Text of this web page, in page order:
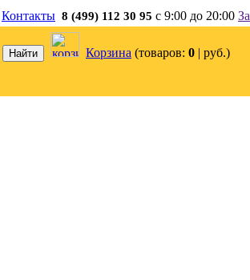
Контакты 8 (499) 112 30 95 с 9:00 до 20:00
Корзина (товаров: 0 | руб.)